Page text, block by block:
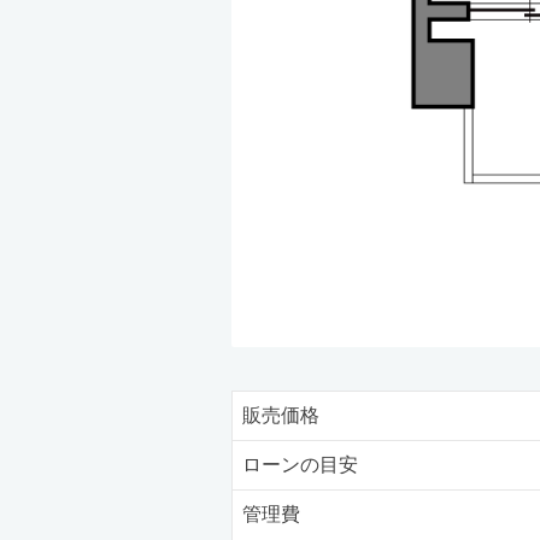
販売価格
ローンの目安
管理費